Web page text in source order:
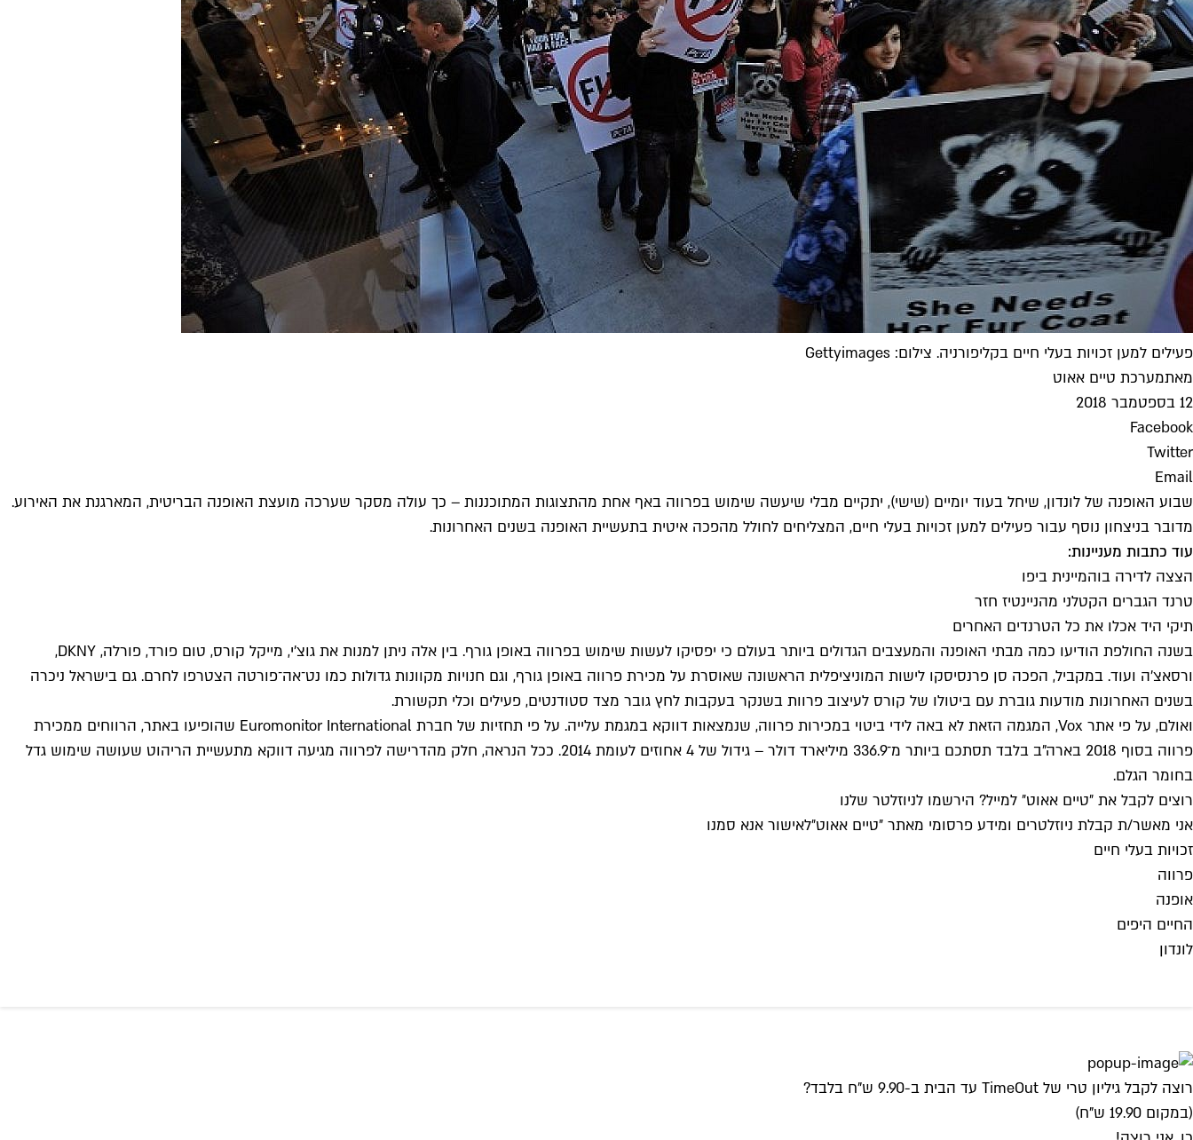
פעילים למען זכויות בעלי חיים בקליפורניה. צילום: Gettyimages
מאתמערכת טיים אאוט
12 בספטמבר 2018
Facebook
Twitter
Email
שבוע האופנה של לונדון, שיחל בעוד יומיים (שישי), יתקיים מבלי שיעשה שימוש בפרווה באף אחת מהתצוגות המתוכננות – כך עולה מסקר שערכה מועצת האופנה הבריטית, המארגנת את האירוע.
מדובר בניצחון נוסף עבור פעילים למען זכויות בעלי חיים, המצליחים לחולל מהפכה איטית בתעשיית האופנה בשנים האחרונות.
עוד כתבות מעניינות:
הצצה לדירה בוהמיינית ביפו
טרנד הגברים הקטלני מהניינטיז חזר
תיקי היד אכלו את כל הטרנדים האחרים
בשנה החולפת הודיעו כמה מבתי האופנה והמעצבים הגדולים ביותר בעולם כי יפסיקו לעשות שימוש בפרווה באופן גורף. בין אלה ניתן למנות את גוצ'י, מייקל קורס, טום פורד, פורלה, DKNY,
ורסאצ'ה ועוד. במקביל, הפכה סן פרנסיסקו לישות המוניציפלית הראשונה שאוסרת על מכירת פרווה באופן גורף, וגם חנויות מקוונות גדולות כמו נט־אה־פורטה הצטרפו לחרם. גם בישראל ניכרה
בשנים האחרונות מודעות גוברת עם ביטולו של קורס לעיצוב פרוות בשנקר בעקבות לחץ גובר מצד סטודנטים, פעילים וכלי תקשורת.
ואולם, על פי אתר Vox, המגמה הזאת לא באה לידי ביטוי במכירות פרווה, שנמצאות דווקא במגמת עלייה. על פי תחזיות של חברת Euromonitor International שהופיעו באתר, הרווחים ממכירת
פרווה בסוף 2018 בארה"ב בלבד תסתכם ביותר מ־336.9 מיליארד דולר – גידול של 4 אחוזים לעומת 2014. ככל הנראה, חלק מהדרישה לפרווה מגיעה דווקא מתעשיית הריהוט שעושה שימוש גדל
בחומר הגלם.
רוצים לקבל את ״טיים אאוט״ למייל? הירשמו לניוזלטר שלנו
אני מאשר/ת קבלת ניוזלטרים ומידע פרסומי מאתר ״טיים אאוט״לאישור אנא סמנו
זכויות בעלי חיים
פרווה
אופנה
החיים היפים
לונדון
רוצה לקבל גיליון טרי של TimeOut עד הבית ב-9.90 ש"ח בלבד?
(במקום 19.90 ש"ח)